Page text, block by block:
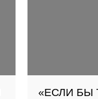
«ЕСЛИ БЫ